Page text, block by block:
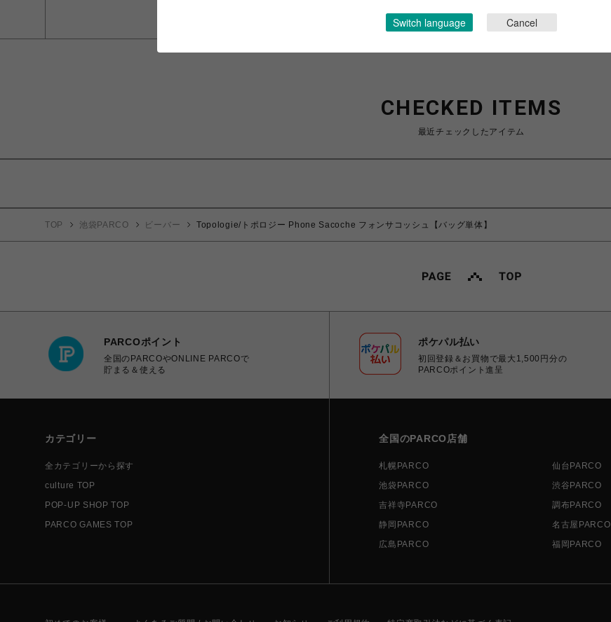
CHECKED ITEMS
最近チェックしたアイテム
TOP 池袋PARCO ビーバー Topologie/トポロジー Phone Sacoche フォンサコッシュ【バッグ単体】
PARCOポイント
全国のPARCOやONLINE PARCOで
貯まる＆使える
ポケパル払い
初回登録＆お買物で最大1,500円分の
PARCOポイント進呈
カテゴリー
全カテゴリーから探す
culture TOP
POP-UP SHOP TOP
PARCO GAMES TOP
全国のPARCO店舗
札幌PARCO 仙台PARCO
池袋PARCO
渋谷PARCO
吉祥寺PARCO
調布PARCO
静岡PARCO
名古屋PARCO
広島PARCO
福岡PARCO
Switch language Cancel